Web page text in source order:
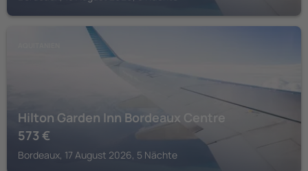
Hilton Garden Inn Bordeaux Centre
573 €
Bordeaux, 17 August 2026, 5 Nächte